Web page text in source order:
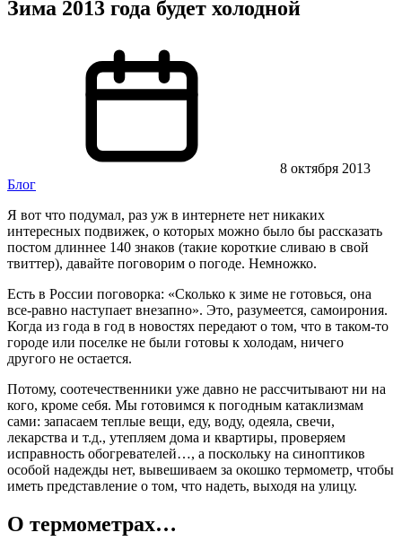
Зима 2013 года будет холодной
8 октября 2013
Блог
Я вот что подумал, раз уж в интернете нет никаких
интересных подвижек, о которых можно было бы рассказать
постом длиннее 140 знаков (такие короткие сливаю в свой
твиттер), давайте поговорим о погоде. Немножко.
Есть в России поговорка: «Сколько к зиме не готовься, она
все-равно наступает внезапно». Это, разумеется, самоирония.
Когда из года в год в новостях передают о том, что в таком-то
городе или поселке не были готовы к холодам, ничего
другого не остается.
Потому, соотечественники уже давно не рассчитывают ни на
кого, кроме себя. Мы готовимся к погодным катаклизмам
сами: запасаем теплые вещи, еду, воду, одеяла, свечи,
лекарства и т.д., утепляем дома и квартиры, проверяем
исправность обогревателей…, а поскольку на синоптиков
особой надежды нет, вывешиваем за окошко термометр, чтобы
иметь представление о том, что надеть, выходя на улицу.
О термометрах…